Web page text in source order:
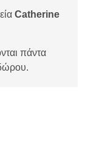
Catherine
πάντα